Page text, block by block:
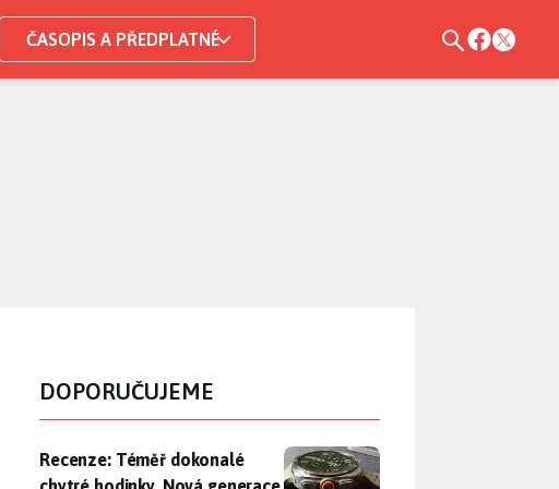
ČASOPIS A PŘEDPLATNÉ
DOPORUČUJEME
Recenze: Téměř dokonalé chytré hodinky. Nová generace
Recenze: Téměř dokonalé